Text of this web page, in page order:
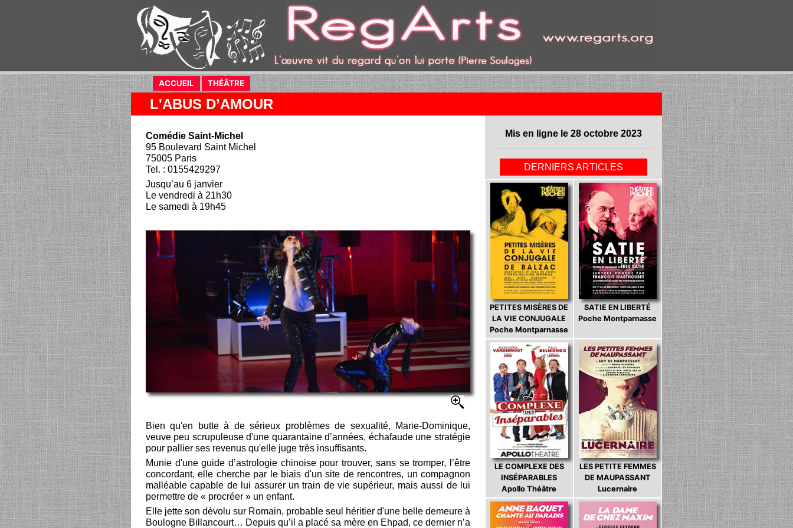
ACCUEIL (current)
THÉÂTRE (current)
L'ABUS D’AMOUR
Comédie Saint-Michel
95 Boulevard Saint Michel
75005 Paris
Tel. : 0155429297
Jusqu’au 6 janvier
Le vendredi à 21h30
Le samedi à 19h45
Bien qu'en butte à de sérieux problèmes de sexualité, Marie-Dominique,
veuve peu scrupuleuse d'une quarantaine d’années, échafaude une stratégie
pour pallier ses revenus qu'elle juge très insuffisants.
Munie d'une guide d’astrologie chinoise pour trouver, sans se tromper, l’être
concordant, elle cherche par le biais d'un site de rencontres, un compagnon
malléable capable de lui assurer un train de vie supérieur, mais aussi de lui
permettre de « procréer » un enfant.
Elle jette son dévolu sur Romain, probable seul héritier d'une belle demeure à
Boulogne Billancourt… Depuis qu’il a placé sa mère en Ehpad, ce dernier n’a
Mis en ligne le 28 octobre 2023
DERNIERS ARTICLES
PETITES MISÈRES DE
LA VIE CONJUGALE
Poche Montparnasse
SATIE EN LIBERTÉ
Poche Montparnasse
LE COMPLEXE DES
INSÉPARABLES
Apollo Théâtre
LES PETITE FEMMES
DE MAUPASSANT
Lucernaire